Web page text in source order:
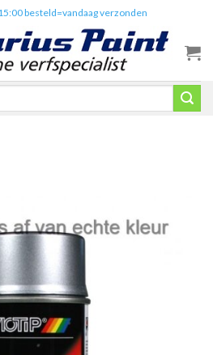
besteld=vandaag verzonden